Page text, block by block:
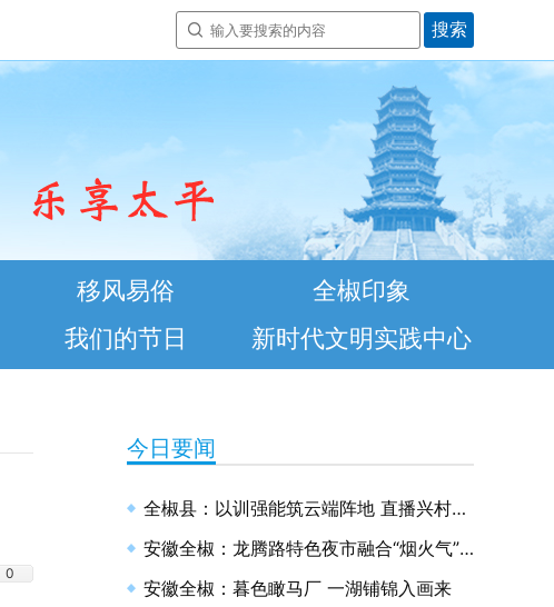
移风易俗
我们的节日
全椒印象
新时代文明实践中心
0
今日要闻
全椒县：以训强能筑云端阵地 直播兴村绘和美画卷
安徽全椒：龙腾路特色夜市融合“烟火气”与“文明风”
安徽全椒：暮色瞰马厂 一湖铺锦入画来